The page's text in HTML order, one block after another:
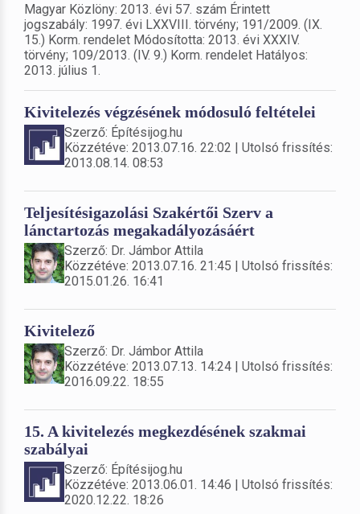
Magyar Közlöny: 2013. évi 57. szám Érintett
jogszabály: 1997. évi LXXVIII. törvény; 191/2009. (IX.
15.) Korm. rendelet Módosította: 2013. évi XXXIV.
törvény; 109/2013. (IV. 9.) Korm. rendelet Hatályos:
2013. július 1.
Kivitelezés végzésének módosuló feltételei
Szerző: Építésijog.hu
Közzétéve: 2013.07.16. 22:02 | Utolsó frissítés:
2013.08.14. 08:53
Teljesítésigazolási Szakértői Szerv a
lánctartozás megakadályozásáért
Szerző: Dr. Jámbor Attila
Közzétéve: 2013.07.16. 21:45 | Utolsó frissítés:
2015.01.26. 16:41
Kivitelező
Szerző: Dr. Jámbor Attila
Közzétéve: 2013.07.13. 14:24 | Utolsó frissítés:
2016.09.22. 18:55
15. A kivitelezés megkezdésének szakmai
szabályai
Szerző: Építésijog.hu
Közzétéve: 2013.06.01. 14:46 | Utolsó frissítés:
2020.12.22. 18:26